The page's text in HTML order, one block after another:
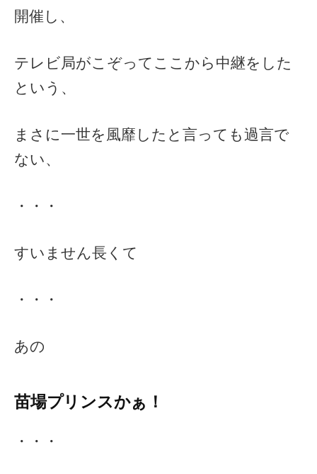
開催し、
テレビ局がこぞってここから中継をした
という、
まさに一世を風靡したと言っても過言で
ない、
・・・
すいません長くて
・・・
あの
苗場プリンスかぁ！
・・・